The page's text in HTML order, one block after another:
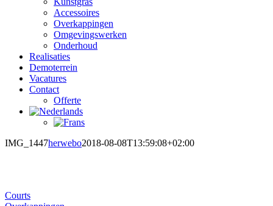
Accessoires
Overkappingen
Omgevingswerken
Onderhoud
Realisaties
Demoterrein
Vacatures
Contact
Offerte
IMG_1447herwebo2018-08-08T13:59:08+02:00
Courts